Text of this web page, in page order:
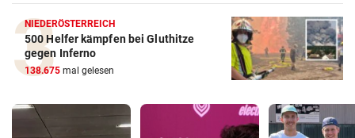
NIEDERÖSTERREICH
500 Helfer kämpfen bei Gluthitze
gegen Inferno
138.675 mal gelesen